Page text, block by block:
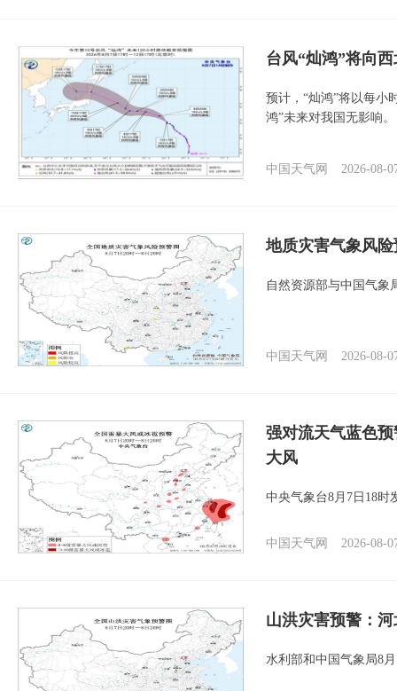
台风“灿鸿”将向
预计，“灿鸿”将以每小
鸿”未来对我国无影响。
中国天气网 2026-08-
地质灾害气象风
自然资源部与中国气象
中国天气网 2026-08-
强对流天气蓝色
大风
中央气象台8月7日18时
中国天气网 2026-08-
山洪灾害预警：
水利部和中国气象局8